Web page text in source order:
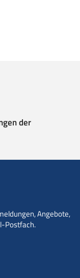
der
Angebote,
Postfach.